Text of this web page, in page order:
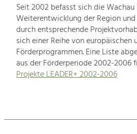
Seit 2002 befasst sich die
Weiterentwicklung der Region
durch entsprechende
sich einer Reihe von europäischen
Förderprogrammen. Eine Liste
aus der Förderperiode 2002-2006
Projekte LEADER+ 2002-2006